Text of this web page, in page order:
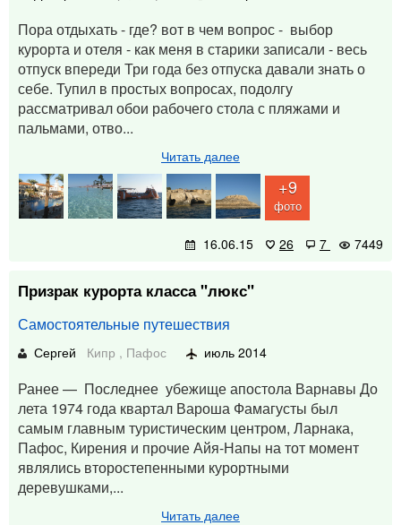
Пора отдыхать - где? вот в чем вопрос - выбор
курорта и отеля - как меня в старики записали - весь
отпуск впереди Три года без отпуска давали знать о
себе. Тупил в простых вопросах, подолгу
рассматривал обои рабочего стола с пляжами и
пальмами, отво...
Читать далее
+9
фото
16.06.15 26 7 7449
Призрак курорта класса "люкс"
Самостоятельные путешествия
Сергей Кипр , Пафос июль 2014
Ранее — Последнее убежище апостола Варнавы До
лета 1974 года квартал Вароша Фамагусты был
самым главным туристическим центром, Ларнака,
Пафос, Кирения и прочие Айя-Напы на тот момент
являлись второстепенными курортными
деревушками,...
Читать далее